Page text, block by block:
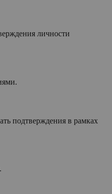
личности
подтверждения в рамках